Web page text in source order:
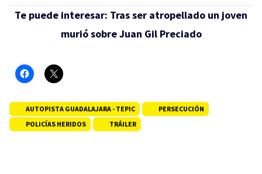
Te puede interesar: Tras ser atropellado un joven
murió sobre Juan Gil Preciado
AUTOPISTA GUADALAJARA - TEPIC
PERSECUCIÓN
POLICÍAS HERIDOS
TRÁILER